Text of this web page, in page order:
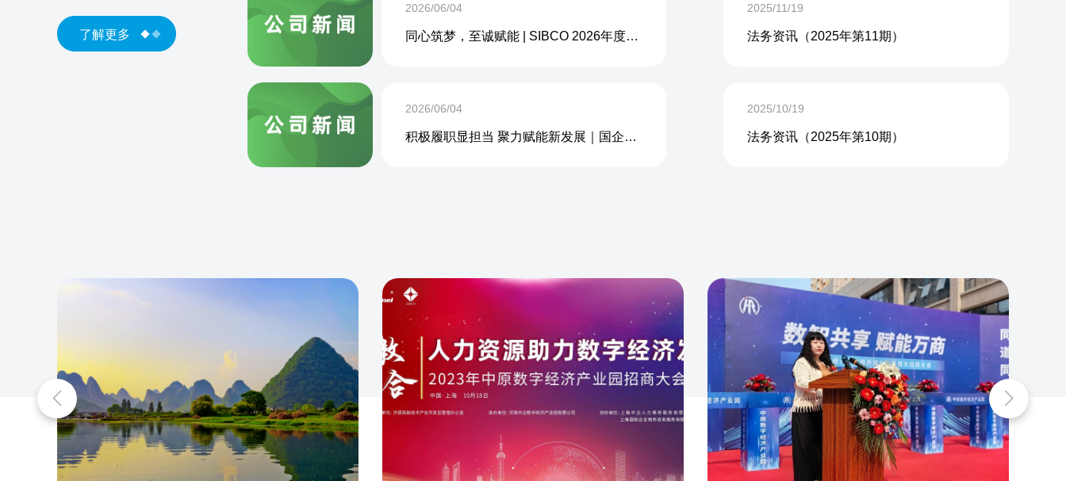
了解更多
2026/06/04
同心筑梦，至诚赋能 | SIBCO 2026年度团建活动圆满收官
2026/06/04
积极履职显担当 聚力赋能新发展｜国企商务&中企人力出席上海现代服务业联合会第五届会员大会第三次会议暨2026服务业高质量发展大会
2025/11/19
法务资讯（2025年第11期）
2025/10/19
法务资讯（2025年第10期）